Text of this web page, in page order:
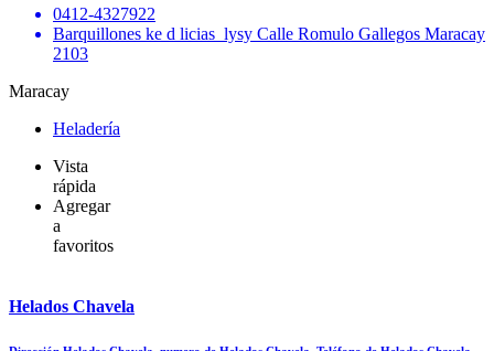
0412-4327922
Barquillones ke d licias_lysy Calle Romulo Gallegos Maracay
2103
Maracay
Heladería
Vista
rápida
Agregar
a
favoritos
Helados Chavela